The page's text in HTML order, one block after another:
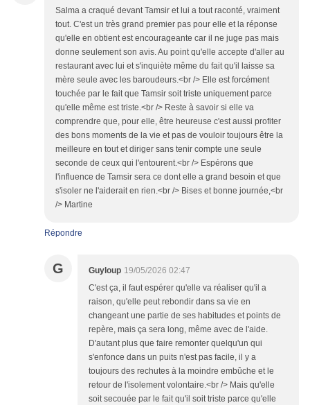
Salma a craqué devant Tamsir et lui a tout raconté, vraiment
tout. C'est un très grand premier pas pour elle et la réponse
qu'elle en obtient est encourageante car il ne juge pas mais
donne seulement son avis. Au point qu'elle accepte d'aller au
restaurant avec lui et s'inquiète même du fait qu'il laisse sa
mère seule avec les baroudeurs.<br /> Elle est forcément
touchée par le fait que Tamsir soit triste uniquement parce
qu'elle même est triste.<br /> Reste à savoir si elle va
comprendre que, pour elle, être heureuse c'est aussi profiter
des bons moments de la vie et pas de vouloir toujours être la
meilleure en tout et diriger sans tenir compte une seule
seconde de ceux qui l'entourent.<br /> Espérons que
l'influence de Tamsir sera ce dont elle a grand besoin et que
s'isoler ne l'aiderait en rien.<br /> Bises et bonne journée,<br
/> Martine
Répondre
G Guyloup 19/05/2026 02:47
C'est ça, il faut espérer qu'elle va réaliser qu'il a
raison, qu'elle peut rebondir dans sa vie en
changeant une partie de ses habitudes et points de
repère, mais ça sera long, même avec de l'aide.
D'autant plus que faire remonter quelqu'un qui
s'enfonce dans un puits n'est pas facile, il y a
toujours des rechutes à la moindre embûche et le
retour de l'isolement volontaire.<br /> Mais qu'elle
soit secouée par le fait qu'il soit triste parce qu'elle